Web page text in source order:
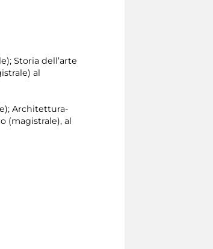
Storia dell’arte
al
Architettura-
(magistrale), al